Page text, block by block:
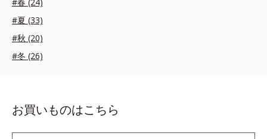
#夏 (33)
#秋 (20)
#冬 (26)
お買いものはこちら